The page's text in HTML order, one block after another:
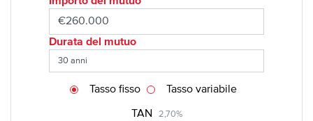
Durata del mutuo
TAN 2,70%
Tasso fisso Tasso variabile